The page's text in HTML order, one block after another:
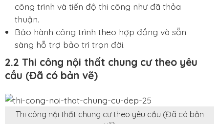
công trình và tiến độ thi công như đã thỏa
thuận.
Bảo hành công trình theo hợp đồng và sẵn
sàng hỗ trợ bảo trì trọn đời.
2.2 Thi công nội thất chung cư theo yêu
cầu (Đã có bản vẽ)
Thi công nội thất chung cư theo yêu cầu (Đã có bản